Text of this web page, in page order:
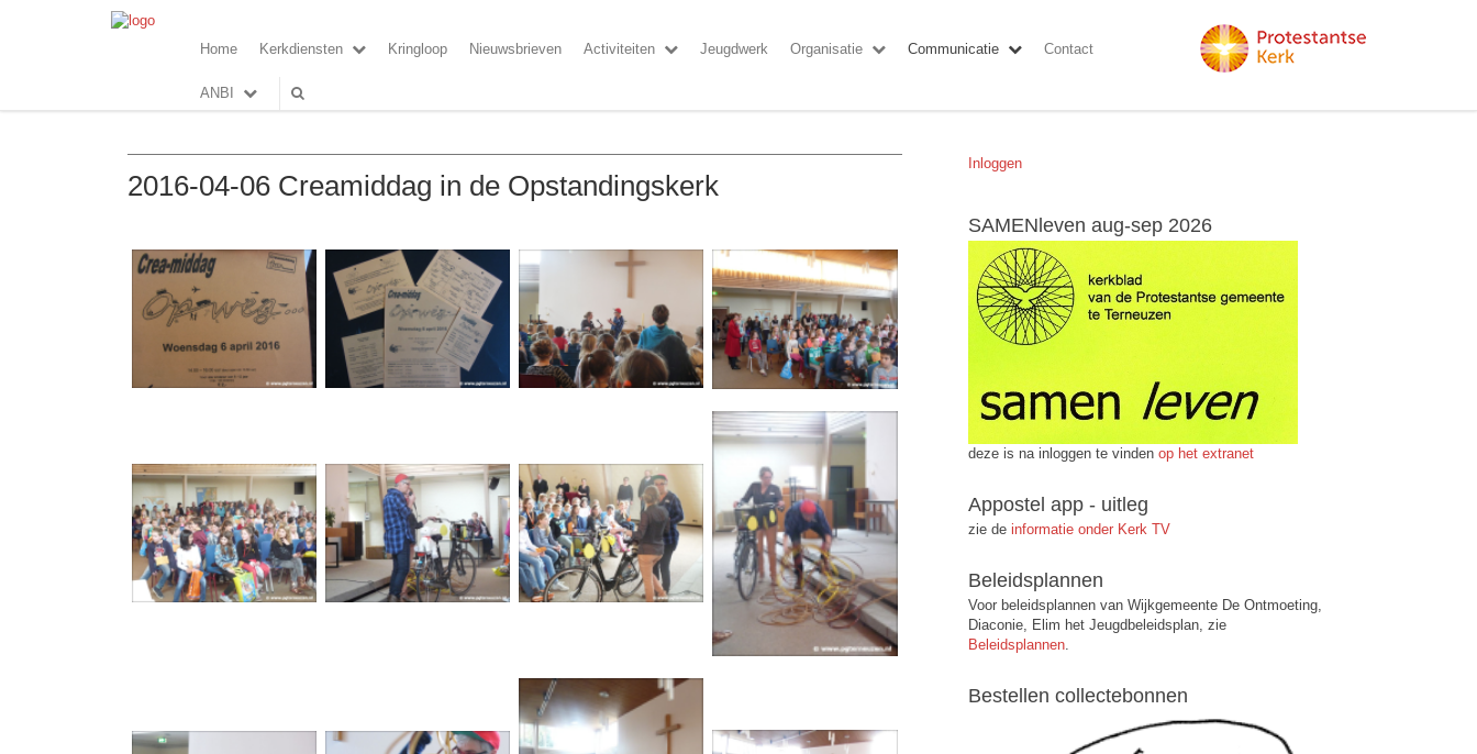
Home Kerkdiensten Kringloop Nieuwsbrieven Activiteiten Jeugdwerk Organisatie Communicatie Contact
ANBI
2016-04-06 Creamiddag in de Opstandingskerk
Inloggen
SAMENleven aug-sep 2026
deze is na inloggen te vindenop het extranet
Appostel app - uitleg
zie de informatie onder Kerk TV
Beleidsplannen
Voor beleidsplannen van Wijkgemeente De Ontmoeting,
Diaconie, Elim het Jeugdbeleidsplan, zie
Beleidsplannen.
Bestellen collectebonnen